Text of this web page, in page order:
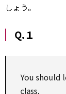
しょう。
Q.１
You
class.